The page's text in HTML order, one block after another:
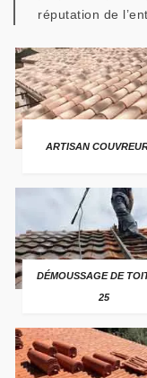
réputation de
ARTISAN
DÉMOUSSAGE DE
25